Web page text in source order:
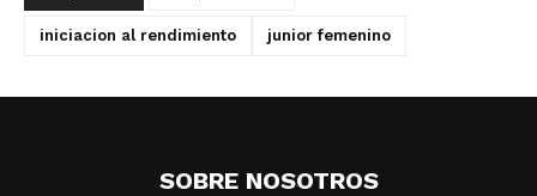
iniciacion al rendimiento junior femenino
SOBRE NOSOTROS